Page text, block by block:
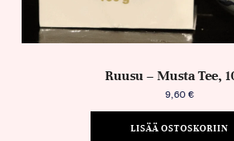
Ruusu – Musta Tee,
9,60 €
LISÄÄ OSTOSKORIIN